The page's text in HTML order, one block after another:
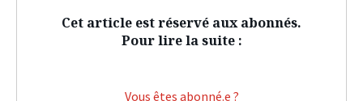
Cet article est réservé aux abonnés.
Pour lire la suite :
Vous êtes abonné.e ?